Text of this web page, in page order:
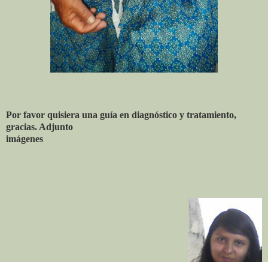
Por favor quisiera una guía en diagnóstico y tratamiento,
gracias. Adjunto
imágenes